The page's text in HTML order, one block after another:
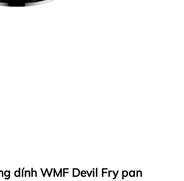
dính WMF Devil Fry pan